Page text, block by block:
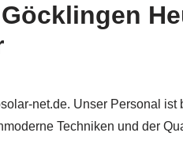
net.de. Unser Personal
Techniken und der